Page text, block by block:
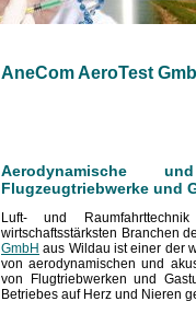
AneCom AeroTest
Aerodynamische
Flugzeugtriebwerke und
Luft- und
wirtschaftsstärksten Branchen
GmbH aus Wildau ist einer der
von aerodynamischen und
von Flugtriebwerken und
Betriebes auf Herz und Nieren